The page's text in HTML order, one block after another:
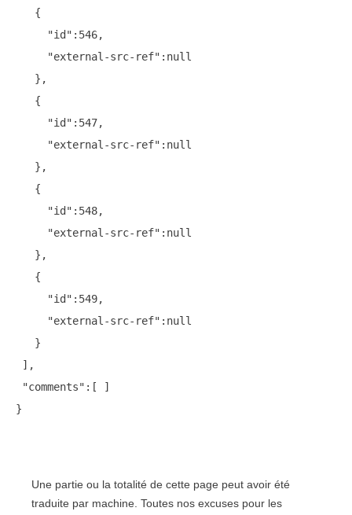
   {
     "id":546,
     "external-src-ref":null
   },
   {
     "id":547,
     "external-src-ref":null
   },
   {
     "id":548,
     "external-src-ref":null
   },
   {
     "id":549,
     "external-src-ref":null
   }
],
"comments":[ ]
Une partie ou la totalité de cette page peut avoir été
traduite par machine. Toutes nos excuses pour les